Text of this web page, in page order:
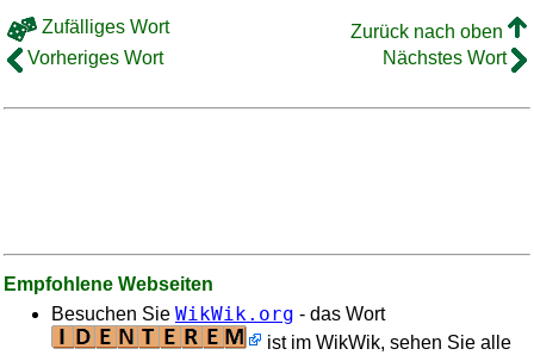
Zufälliges Wort
Zurück nach oben
Vorheriges Wort
Nächstes Wort
Empfohlene Webseiten
Besuchen Sie WikWik.org - das Wort
ist im WikWik, sehen Sie alle